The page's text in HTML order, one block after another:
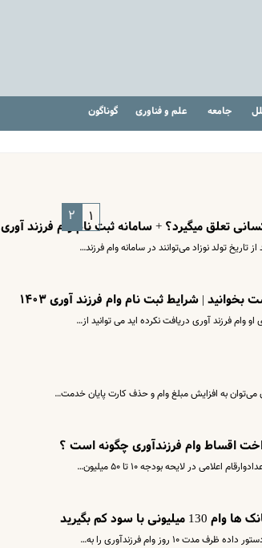
جامعه علم و فناوری گوناگون
تعلق میگیرد؟ + سامانه ثبت نام وام فرزند آوری
اقساط وام فرزندآوری چگونه است ؟
سود کم بگیرید
روز وام فرزندآوری را به…
۱ ۲